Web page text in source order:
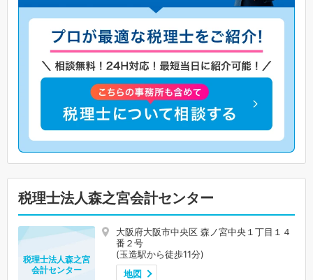
税理士法人森之宮会計センター
大阪府大阪市中央区 森ノ宮中央１丁目１４
番２号
(玉造駅から徒歩11分)
地図
税理士法人森之宮
会計センター